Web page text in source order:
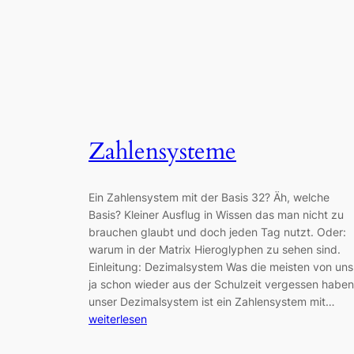
Zahlensysteme
Ein Zahlensystem mit der Basis 32? Äh, welche
Basis? Kleiner Ausflug in Wissen das man nicht zu
brauchen glaubt und doch jeden Tag nutzt. Oder:
warum in der Matrix Hieroglyphen zu sehen sind.
Einleitung: Dezimalsystem Was die meisten von uns
ja schon wieder aus der Schulzeit vergessen
unser Dezimalsystem ist ein Zahlensystem mit…
weiterlesen